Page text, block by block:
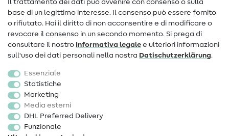
FAQ
Diritto di recesso
Popolare
Accessori cucito
Sale
Il trattamento dei dati può avvenire con consenso o sulla
base di un legittimo interesse. Il consenso può essere fornito
o rifiutato. Hai il diritto di non acconsentire e di modificare o
revocare il consenso in un secondo momento. Si prega di
consultare il nostro Informativa legale e ulteriori informazioni
sull'uso dei dati personali nella nostra Dati­schutz­erklärung.
Essenziale
Statistiche
Marketing
Media esterni
DHL Preferred Delivery
Funzionale